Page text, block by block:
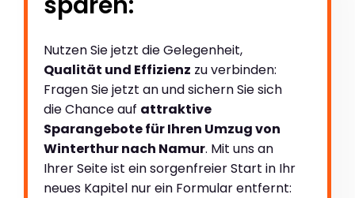
Nutzen Sie jetzt die Gelegenheit,
Qualität und Effizienz zu verbinden:
Fragen Sie jetzt an und sichern Sie sich
die Chance auf attraktive
Sparangebote für Ihren Umzug von
Winterthur nach Namur. Mit uns an
Ihrer Seite ist ein sorgenfreier Start in Ihr
neues Kapitel nur ein Formular entfernt: